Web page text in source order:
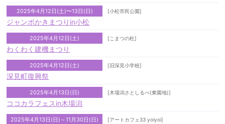
2025年4月12日(土)〜13日(日) [小松市民公園]
ジャンボかきまつりin小松
2025年4月12日(土) [こまつの杜]
わくわく建機まつり
2025年4月12日(土) [旧深見小学校]
深見町復興祭
2025年4月13日(日) [木場潟さとしるべ(東園地)]
ココカラフェスin木場潟
2025年4月13日(日)～11月30日(日) [アートカフェ33 yoiyoi]